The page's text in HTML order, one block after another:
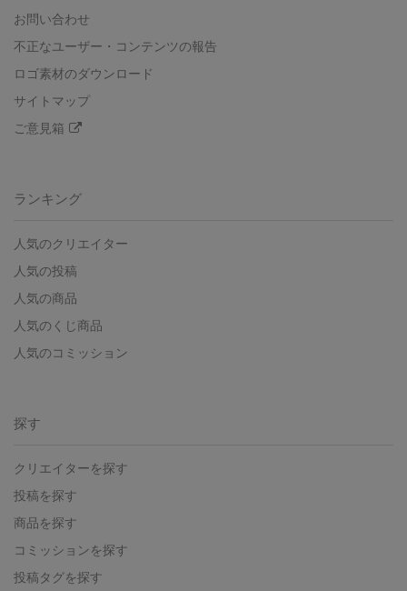
お問い合わせ
不正なユーザー・コンテンツの報告
ロゴ素材のダウンロード
サイトマップ
ご意見箱
ランキング
人気のクリエイター
人気の投稿
人気の商品
人気のくじ商品
人気のコミッション
探す
クリエイターを探す
投稿を探す
商品を探す
コミッションを探す
投稿タグを探す